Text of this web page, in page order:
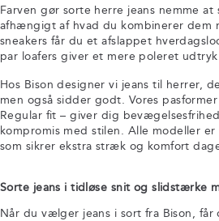
Farven gør sorte herre jeans nemme
afhængigt af hvad du kombinerer dem
sneakers får du et afslappet
par loafers giver et mere poleret
Hos Bison designer vi jeans til herrer,
men også sidder godt. Vores
Regular fit – giver dig
kompromis med stilen. Alle modeller
som sikrer ekstra stræk og komfort
Sorte jeans i tidløse snit og slidstærke
Når du vælger jeans i sort fra Bison,